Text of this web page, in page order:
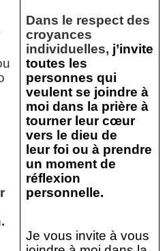
Dans le respect des
croyances
individuelles, j’invite
toutes les
personnes qui
veulent se joindre à
moi dans la prière à
tourner leur cœur
vers le dieu de
leur foi ou à prendre
un moment de
réflexion
personnelle.
Je vous invite à vous